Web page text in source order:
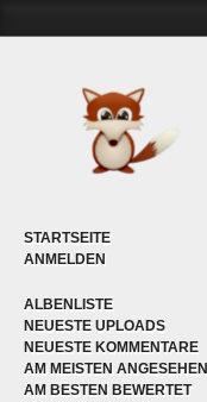
STARTSEITE
ANMELDEN
ALBENLISTE
NEUESTE UPLOADS
NEUESTE KOMMENTARE
AM MEISTEN ANGESEHEN
AM BESTEN BEWERTET